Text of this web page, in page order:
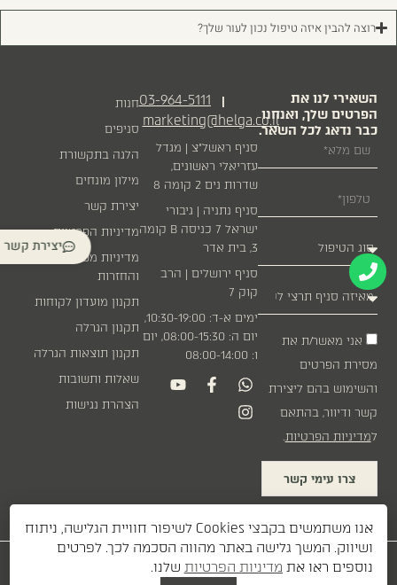
רוצה להבין איזה טיפול נכון לעור שלך?
03-964-5111 |
marketing@helga.co.il
סניף ראשל״צ | מגדל
עזריאלי ראשונים,
שדרות נים 2 קומה 8
סניף נתניה | גיבורי
ישראל 7 כניסה B קומה
3, בית אדר
סניף ירושלים | הרב
קוק 7
ימים א-ד: 10:30-19:00,
יום ה: 08:00-15:30, יום
ו: 08:00-14:00
חנות
סניפים
הלגה בתקשורת
מילון מונחים
יצירת קשר
מדיניות הפרטיות
מדיניות משלוחים
והחזרות
תקנון מועדון לקוחות
תקנון הגרלה
תקנון תוצאות הגרלה
שאלות ותשובות
הצהרת נגישות
השאירי לנו את
הפרטים שלך, ואנחנו
כבר נדאג לכל השאר.
אני מאשר/ת את
מסירת הפרטים
והשימוש בהם ליצירת
קשר ודיוור, בהתאם
למדיניות הפרטיות.
צרו עימי קשר
יצירת קשר
עיצוב: ETI BERKOVITCH| פיתוח:DAVID GERSHON
אנו משתמשים בקבצי Cookies לשיפור חוויית הגלישה, ניתוח
ושיווק. המשך גלישה באתר מהווה הסכמה לכך. לפרטים
נוספים ראו את מדיניות הפרטיות שלנו.